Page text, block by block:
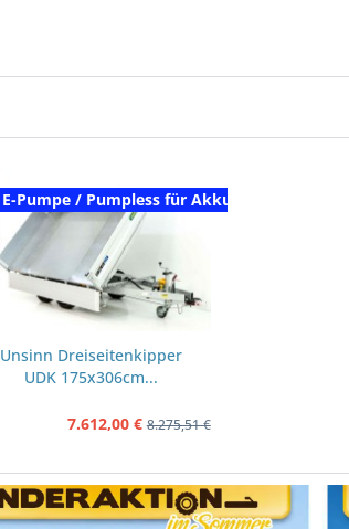
E-Pumpe / Pumpless für Akku...
Unsinn Dreiseitenkipper
UDK 175x306cm...
7.612,00 € 8.275,51 €